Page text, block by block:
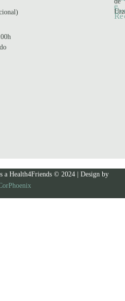
e
a Health4Friends © 2024 | Design by